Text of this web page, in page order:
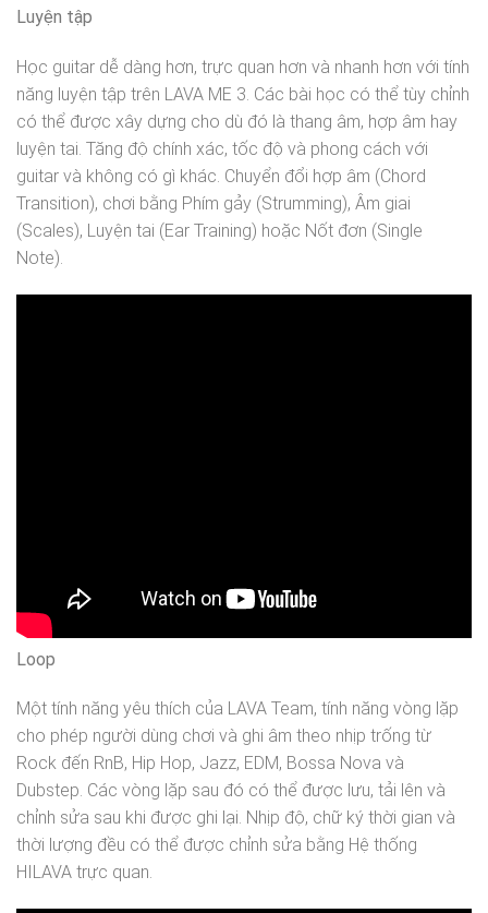
Luyện tập
Học guitar dễ dàng hơn, trực quan hơn và nhanh hơn với tính
năng luyện tập trên LAVA ME 3. Các bài học có thể tùy chỉnh
có thể được xây dựng cho dù đó là thang âm, hợp âm hay
luyện tai. Tăng độ chính xác, tốc độ và phong cách với
guitar và không có gì khác. Chuyển đổi hợp âm (Chord
Transition), chơi bằng Phím gảy (Strumming), Âm giai
(Scales), Luyện tai (Ear Training) hoặc Nốt đơn (Single
Note).
Loop
Một tính năng yêu thích của LAVA Team, tính năng vòng lặp
cho phép người dùng chơi và ghi âm theo nhịp trống từ
Rock đến RnB, Hip Hop, Jazz, EDM, Bossa Nova và
Dubstep. Các vòng lặp sau đó có thể được lưu, tải lên và
chỉnh sửa sau khi được ghi lại. Nhịp độ, chữ ký thời gian và
thời lượng đều có thể được chỉnh sửa bằng Hệ thống
HILAVA trực quan.